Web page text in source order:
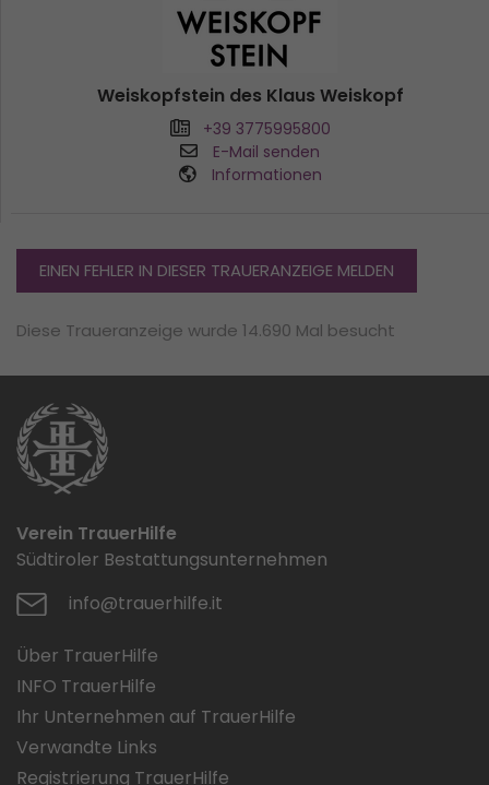
Weiskopfstein des Klaus Weiskopf
+39 3775995800
E-Mail senden
Informationen
EINEN FEHLER IN DIESER TRAUERANZEIGE MELDEN
Diese Traueranzeige wurde 14.690 Mal besucht
Verein TrauerHilfe
Südtiroler Bestattungsunternehmen
info@trauerhilfe.it
Über TrauerHilfe
INFO TrauerHilfe
Ihr Unternehmen auf TrauerHilfe
Verwandte Links
Registrierung TrauerHilfe